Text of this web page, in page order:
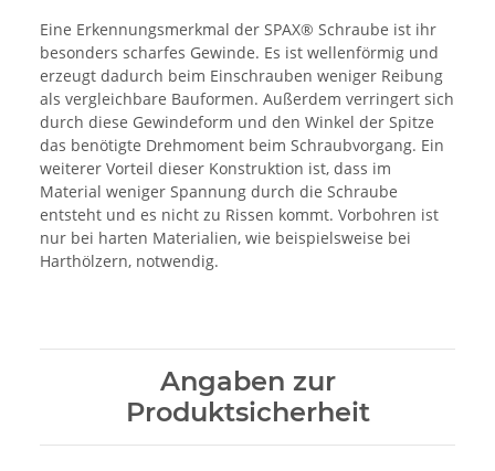
Eine Erkennungsmerkmal der SPAX® Schraube ist ihr
besonders scharfes Gewinde. Es ist wellenförmig und
erzeugt dadurch beim Einschrauben weniger Reibung
als vergleichbare Bauformen. Außerdem verringert sich
durch diese Gewindeform und den Winkel der Spitze
das benötigte Drehmoment beim Schraubvorgang. Ein
weiterer Vorteil dieser Konstruktion ist, dass im
Material weniger Spannung durch die Schraube
entsteht und es nicht zu Rissen kommt. Vorbohren ist
nur bei harten Materialien, wie beispielsweise bei
Harthölzern, notwendig.
Angaben zur
Produktsicherheit